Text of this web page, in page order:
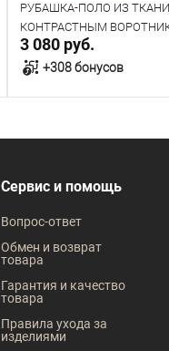
РУБАШКА-ПОЛО ИЗ
КОНТРАСТНЫМ
TSP26013-R ЗЕЛЕНАЯ
3 080 руб.
+308 бонусов
В корзину
В наличии
104
Сервис и помощь
Вопрос-ответ
Обмен и возврат
товара
Гарантия и качество
товара
Правила ухода за
изделиями